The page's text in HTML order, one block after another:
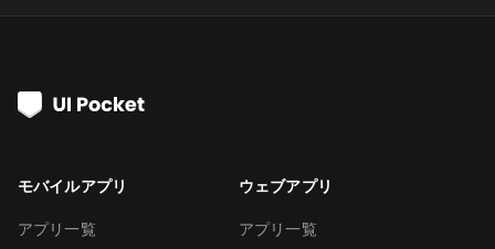
モバイルアプリ
アプリ一覧
ウェブアプリ
アプリ一覧